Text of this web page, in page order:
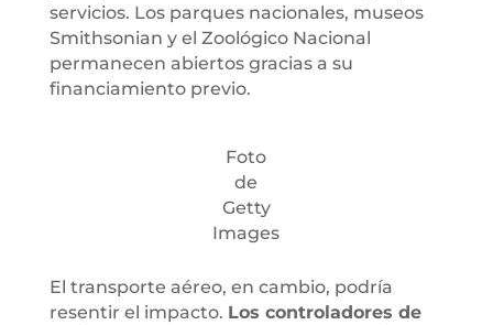
servicios. Los parques nacionales, museos
Smithsonian y el Zoológico Nacional
permanecen abiertos gracias a su
financiamiento previo.
Foto
de
Getty
Images
El transporte aéreo, en cambio, podría
resentir el impacto. Los controladores de